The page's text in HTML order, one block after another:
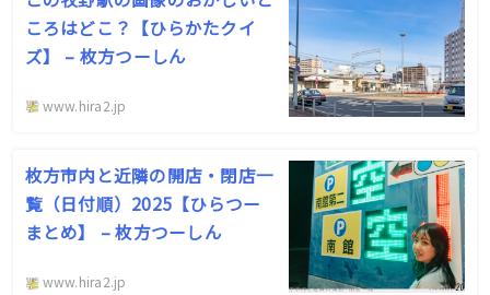
ころはどこ？【ひらかたクイ
ズ】 – 枚方つーしん
www.hira2.jp
枚方市内と近隣の開店・閉店一
覧（日付順）2025【ひらつー
まとめ】 – 枚方つーしん
www.hira2.jp